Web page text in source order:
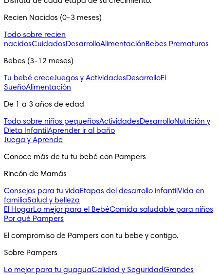
Recien Nacidos (0-3 meses)
Todo sobre recien
nacidosCuidadosDesarrolloAlimentaciónBebes Prematuros
Bebes (3-12 meses)
Tu bebé creceJuegos y ActividadesDesarrolloEl
SueñoAlimentación
De 1 a 3 años de edad
Todo sobre niños pequeñosActividadesDesarrolloNutrición y
Dieta InfantilAprender ir al baño
Juega y Aprende
Conoce más de tu tu bebé con Pampers
Rincón de Mamás
Consejos para tu vidaEtapas del desarrollo infantilVida en
familiaSalud y belleza
El HogarLo mejor para el BebéComida saludable para niños
Por qué Pampers
El compromiso de Pampers con tu bebe y contigo.
Sobre Pampers
Lo mejor para tu guaguaCalidad y SeguridadGrandes